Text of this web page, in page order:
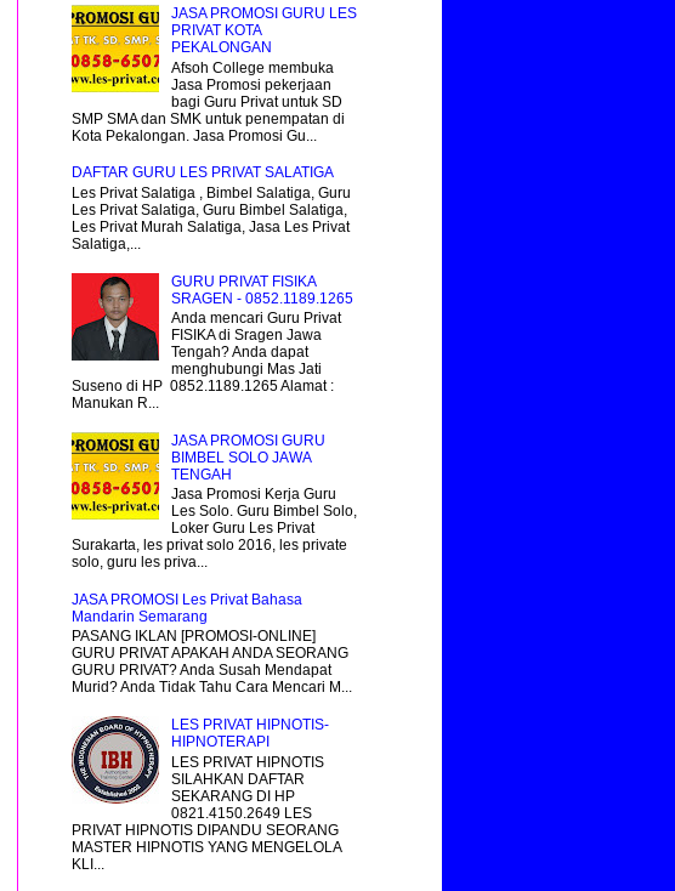
JASA PROMOSI GURU LES
PRIVAT KOTA
PEKALONGAN
Afsoh College membuka
Jasa Promosi pekerjaan
bagi Guru Privat untuk SD
SMP SMA dan SMK untuk penempatan di
Kota Pekalongan. Jasa Promosi Gu...
DAFTAR GURU LES PRIVAT SALATIGA
Les Privat Salatiga , Bimbel Salatiga, Guru
Les Privat Salatiga, Guru Bimbel Salatiga,
Les Privat Murah Salatiga, Jasa Les Privat
Salatiga,...
GURU PRIVAT FISIKA
SRAGEN - 0852.1189.1265
Anda mencari Guru Privat
FISIKA di Sragen Jawa
Tengah? Anda dapat
menghubungi Mas Jati
Suseno di HP 0852.1189.1265 Alamat :
Manukan R...
JASA PROMOSI GURU
BIMBEL SOLO JAWA
TENGAH
Jasa Promosi Kerja Guru
Les Solo. Guru Bimbel Solo,
Loker Guru Les Privat
Surakarta, les privat solo 2016, les private
solo, guru les priva...
JASA PROMOSI Les Privat Bahasa
Mandarin Semarang
PASANG IKLAN [PROMOSI-ONLINE]
GURU PRIVAT APAKAH ANDA SEORANG
GURU PRIVAT? Anda Susah Mendapat
Murid? Anda Tidak Tahu Cara Mencari M...
LES PRIVAT HIPNOTIS-
HIPNOTERAPI
LES PRIVAT HIPNOTIS
SILAHKAN DAFTAR
SEKARANG DI HP
0821.4150.2649 LES
PRIVAT HIPNOTIS DIPANDU SEORANG
MASTER HIPNOTIS YANG MENGELOLA
KLI...